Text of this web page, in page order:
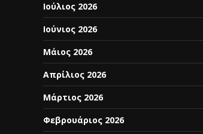
Ιούλιος 2026
Ιούνιος 2026
Μάιος 2026
Απρίλιος 2026
Μάρτιος 2026
Φεβρουάριος 2026